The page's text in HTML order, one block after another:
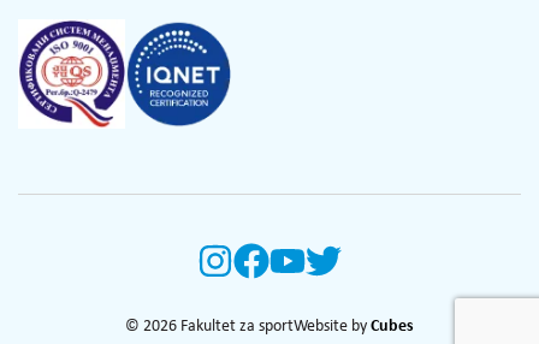
© 2026 Fakultet za sportWebsite by Cubes